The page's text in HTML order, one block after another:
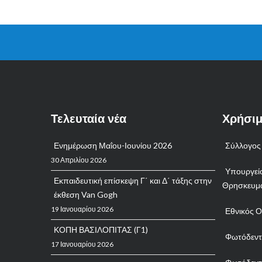
Τελευταία νέα
Ενημέρωση Μαΐου-Ιουνίου 2026
30 Απριλίου 2026
Εκπαιδευτική επίσκεψη Γ΄ και Δ΄ τάξης στην
έκθεση Van Gogh
19 Ιανουαρίου 2026
ΚΟΠΗ ΒΑΣΙΛΟΠΙΤΑΣ (Γ1)
17 Ιανουαρίου 2026
Σύλλογος
Εθνικός